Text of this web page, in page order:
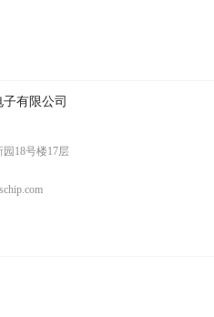
有限公司
18号楼17层